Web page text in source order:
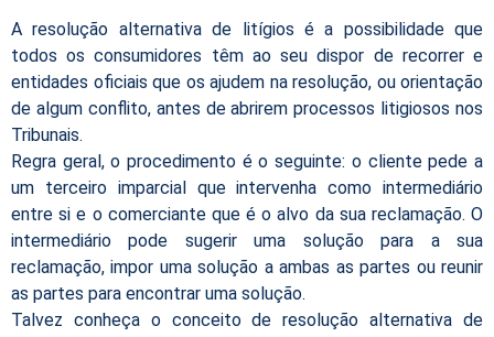
A resolução alternativa de litígios é a possibilidade que
todos os consumidores têm ao seu dispor de recorrer e
entidades oficiais que os ajudem na resolução, ou orientação
de algum conflito, antes de abrirem processos litigiosos nos
Tribunais.
Regra geral, o procedimento é o seguinte: o cliente pede a
um terceiro imparcial que intervenha como intermediário
entre si e o comerciante que é o alvo da sua reclamação. O
intermediário pode sugerir uma solução para a sua
reclamação, impor uma solução a ambas as partes ou reunir
as partes para encontrar uma solução.
Talvez conheça o conceito de resolução alternativa de